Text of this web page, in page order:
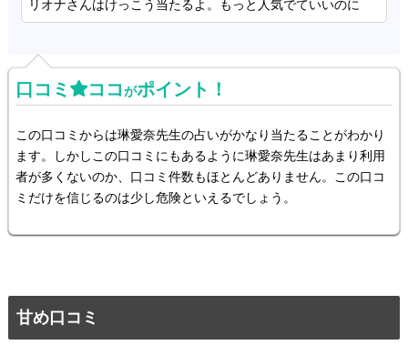
リオナさんはけっこう当たるよ。もっと人気でていいのに
口コミ ココがポイント！
この口コミからは琳愛奈先生の占いがかなり当たることがわかり
ます。しかしこの口コミにもあるように琳愛奈先生はあまり利用
者が多くないのか、口コミ件数もほとんどありません。この口コ
ミだけを信じるのは少し危険といえるでしょう。
甘め口コミ